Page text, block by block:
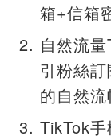
箱+信箱
自然流
引粉絲
的自然流
TikTok